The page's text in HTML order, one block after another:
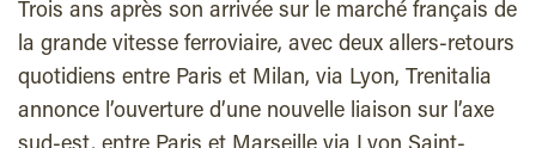
Trois ans après son arrivée sur le marché français de
la grande vitesse ferroviaire, avec deux allers-retours
quotidiens entre Paris et Milan, via Lyon, Trenitalia
annonce l’ouverture d’une nouvelle liaison sur l’axe